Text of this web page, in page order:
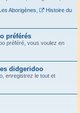
Aborigènes
Histoire du
préférés
préféré, vous voulez en
didgeridoo
enregistrez le tout et